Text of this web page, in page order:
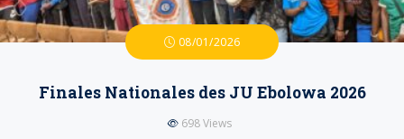
08/01/2026
Finales Nationales des JU Ebolowa 2026
698Views